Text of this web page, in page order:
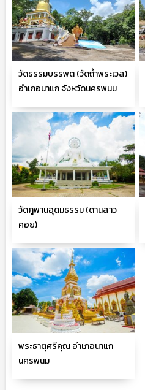
วัดธรรมบรรพต (วัดถ้ำพระเวส)
อำเภอนาแก จังหวัดนครพนม
วัดภูพานอุดมธรรม (ดานสาว
คอย)
พระธาตุศรีคุณ อำเภอนาแก
นครพนม